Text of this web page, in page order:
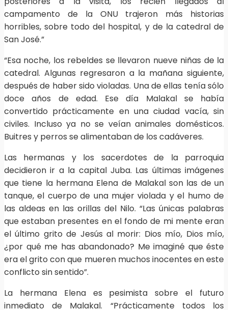
campamento de la ONU trajeron más historias
horribles, sobre todo del hospital, y de la catedral de
San José.”
“Esa noche, los rebeldes se llevaron nueve niñas de la
catedral. Algunas regresaron a la mañana siguiente,
después de haber sido violadas. Una de ellas tenía sólo
doce años de edad. Ese día Malakal se había
convertido prácticamente en una ciudad vacía, sin
civiles. Incluso ya no se veían animales domésticos.
Buitres y perros se alimentaban de los cadáveres.
Las hermanas y los sacerdotes de la parroquia
decidieron ir a la capital Juba. Las últimas imágenes
que tiene la hermana Elena de Malakal son las de un
tanque, el cuerpo de una mujer violada y el humo de
las aldeas en las orillas del Nilo. “Las únicas palabras
que estaban presentes en el fondo de mi mente eran
el último grito de Jesús al morir: Dios mío, Dios mío,
¿por qué me has abandonado? Me imaginé que éste
era el grito con que mueren muchos inocentes en este
conflicto sin sentido”.
La hermana Elena es pesimista sobre el futuro
inmediato de Malakal. “Prácticamente todos los